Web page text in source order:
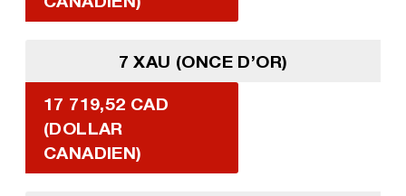
7 XAU (ONCE D’OR)
17 719,52 CAD
(DOLLAR
CANADIEN)